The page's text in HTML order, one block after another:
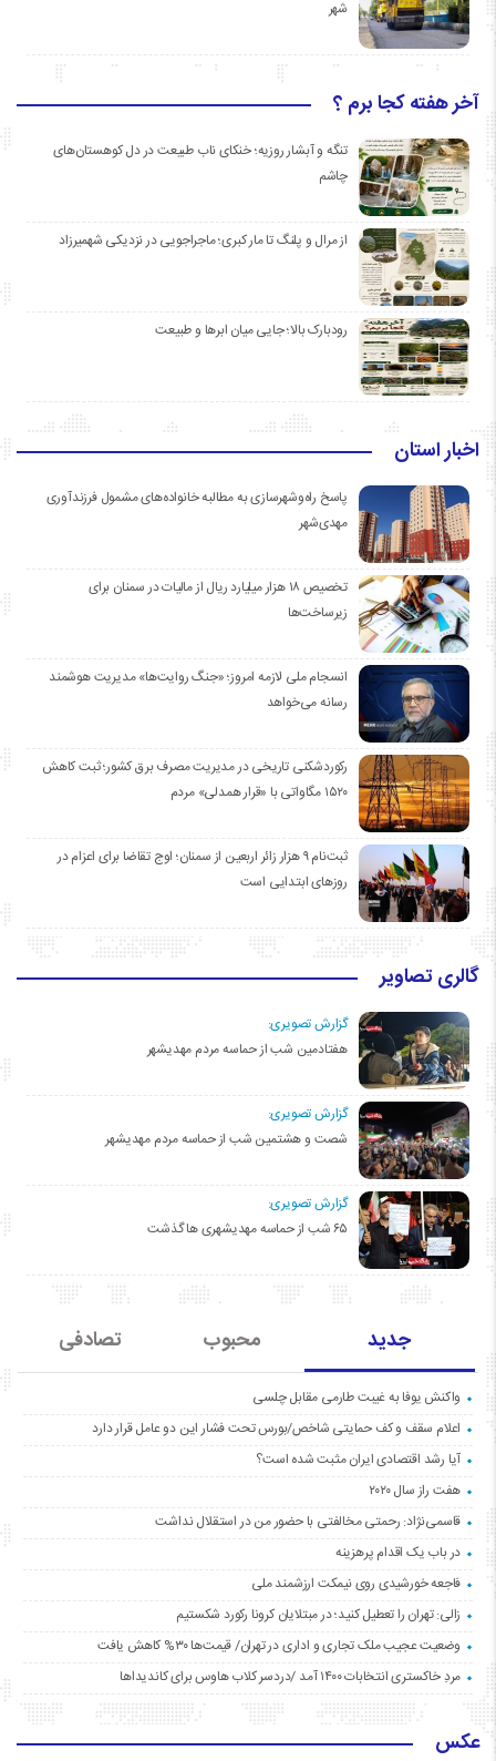
شهر
آخر هفته کجا برم ؟
تنگه و آبشار روزیه؛ خنکای ناب طبیعت در دل کوهستان‌های
چاشم
از مرال و پلنگ تا مار کبری؛ ماجراجویی در نزدیکی شهمیرزاد
رودبارک بالا؛ جایی میان ابرها و طبیعت
اخبار استان
پاسخ راه‌وشهرسازی به مطالبه خانواده‌های مشمول فرزندآوری
مهدی‌شهر
تخصیص ۱۸ هزار میلیارد ریال از مالیات در سمنان برای
زیرساخت‌ها
انسجام ملی لازمه امروز؛ «جنگ روایت‌ها» مدیریت هوشمند
رسانه می‌خواهد
رکوردشکنی تاریخی در مدیریت مصرف برق کشور؛ ثبت کاهش
۱۵۲۰ مگاواتی با «قرار همدلی» مردم
ثبت‌نام ۹ هزار زائر اربعین از سمنان؛ اوج تقاضا برای اعزام در
روزهای ابتدایی است
گالری تصاویر
گزارش تصویری:
هفتادمین شب از حماسه مردم مهدیشهر
گزارش تصویری:
شصت و هشتمین شب از حماسه مردم مهدیشهر
گزارش تصویری:
۶۵ شب از حماسه مهدیشهری ها گذشت
جدید محبوب تصادفی
واکنش یوفا به غیبت طارمی مقابل چلسی
اعلام سقف و کف حمایتی شاخص/بورس تحت فشار این دو عامل قرار دارد
آیا رشد اقتصادی ایران مثبت شده است؟
هفت راز سال ۲۰۲۰
قاسمی‌نژاد: رحمتی مخالفتی با حضور من در استقلال نداشت
در باب یک اقدام پرهزینه
فاجعه خورشیدی روی نیمکت ارزشمند ملی
زالی: تهران را تعطیل کنید؛ در مبتلایان کرونا رکورد شکستیم
وضعیت عجیب ملک تجاری و اداری در تهران/ قیمت‌ها ۳۰% کاهش یافت
مردِ خاکستری انتخابات ۱۴۰۰ آمد /دردسر کلاب هاوس برای کاندیداها
عکس